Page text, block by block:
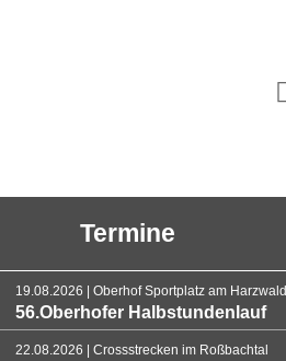
Termine
19.08.2026 | Oberhof Sportplatz am Harzwald
56.Oberhofer Halbstundenlauf
22.08.2026 | Crossstrecken im Roßbachtal